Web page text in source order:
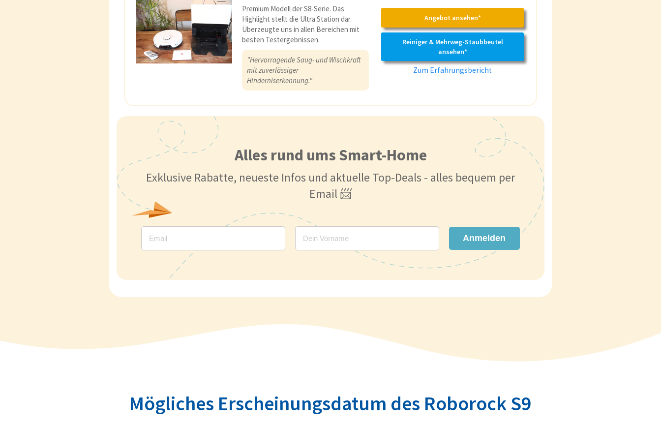
Premium Modell der S8-Serie. Das
Highlight stellt die Ultra Station dar.
Überzeugte uns in allen Bereichen mit
besten Testergebnissen.
"Hervorragende Saug- und Wischkraft
mit zuverlässiger
Hinderniserkennung."
Angebot ansehen*
Reiniger & Mehrweg-Staubbeutel
ansehen*
Zum Erfahrungsbericht
Alles rund ums Smart-Home
Exklusive Rabatte, neueste Infos und aktuelle Top-Deals - alles bequem per
Email 📨
Anmelden
Mögliches Erscheinungsdatum des Roborock S9